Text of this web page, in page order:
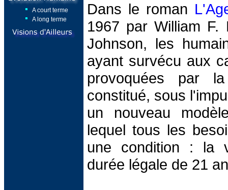
A court terme
A long terme
Dans le roman
1967 par William
Johnson, les
ayant survécu aux
provoquées par
constitué, sous
un nouveau
lequel tous les
une condition : la
durée légale de 21